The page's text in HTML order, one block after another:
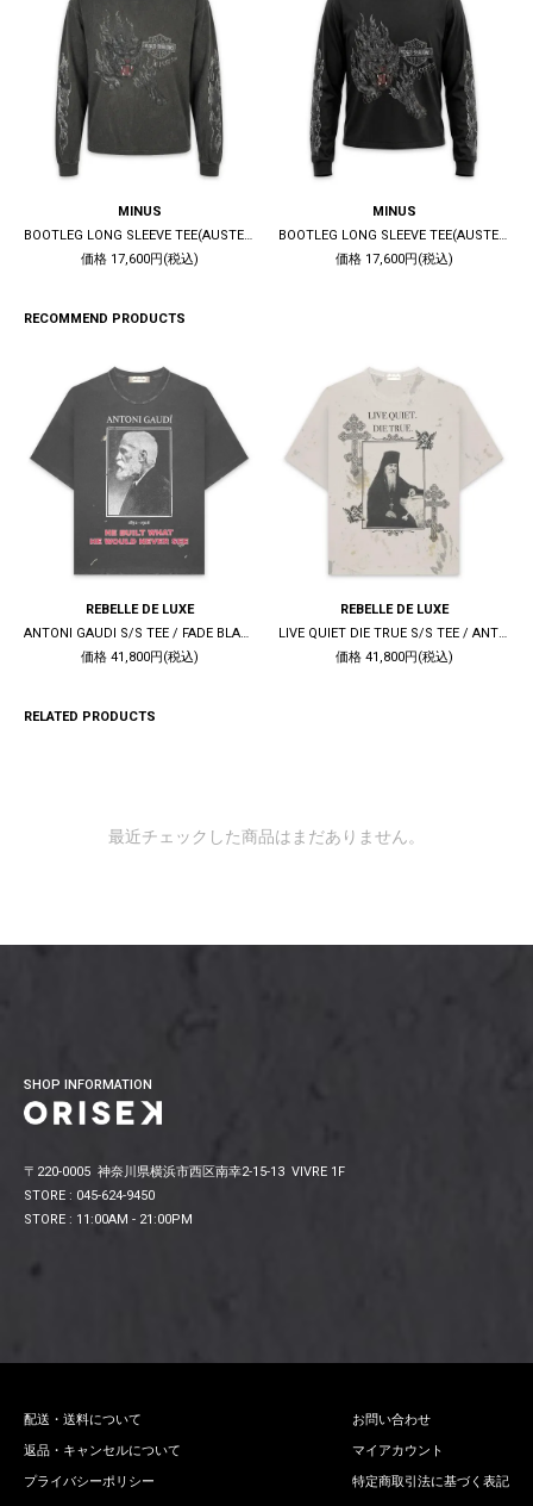
MINUS
BOOTLEG LONG SLEEVE TEE(AUSTERE) / 10YEARS BLACK
価格 17,600円(税込)
MINUS
BOOTLEG LONG SLEEVE TEE(AUSTERE) / 5YEARS BLACK
価格 17,600円(税込)
RECOMMEND PRODUCTS
REBELLE DE LUXE
ANTONI GAUDI S/S TEE / FADE BLACK
価格 41,800円(税込)
REBELLE DE LUXE
LIVE QUIET DIE TRUE S/S TEE / ANTIQUE WHITE
価格 41,800円(税込)
RELATED PRODUCTS
最近チェックした商品はまだありません。
SHOP INFORMATION
〒220-0005 神奈川県横浜市西区南幸2-15-13 VIVRE 1F
STORE : 045-624-9450
STORE : 11:00AM - 21:00PM
配送・送料について
返品・キャンセルについて
プライバシーポリシー
お問い合わせ
マイアカウント
特定商取引法に基づく表記